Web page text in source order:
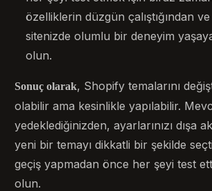
özelliklerin düzgün çalıştığından
sitenizde olumlu bir deneyim
olun.
Sonuç olarak, Shopify temalarını
olabilir ama kesinlikle yapılabilir.
yedeklediğinizden, ayarlarınızı dışa
yeni bir temayı dikkatli bir şekilde
geçiş yapmadan önce her şeyi test
olun.